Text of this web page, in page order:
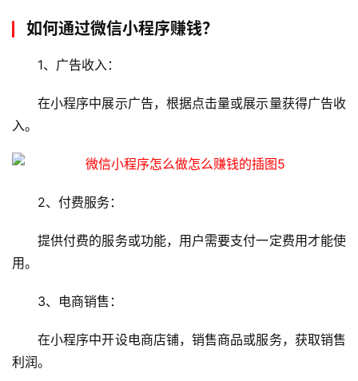
务
维
x
运
如何通过微信小程序赚钱？
1、广告收入：
在小程序中展示广告，根据点击量或展示量获得广告收
入。
2、付费服务：
提供付费的服务或功能，用户需要支付一定费用才能使
用。
3、电商销售：
在小程序中开设电商店铺，销售商品或服务，获取销售
利润。